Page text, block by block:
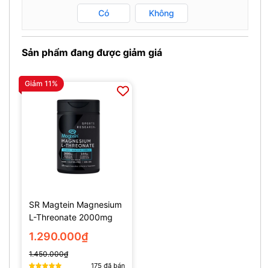
Có Không
Sản phẩm đang được giảm giá
Giảm 11%
SR Magtein Magnesium
L-Threonate 2000mg
(135 Viên)
1.290.000₫
1.450.000₫
175 đã bán